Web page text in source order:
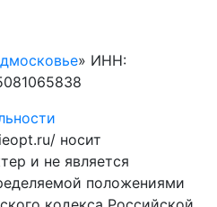
» ИНН:
носит
и не является
положениями